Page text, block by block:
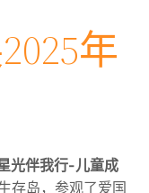
年
光伴我行-儿童成
存岛，参观了爱国